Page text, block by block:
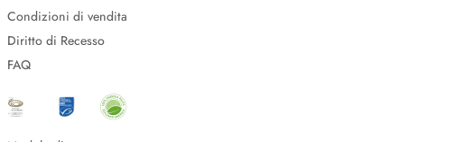
Condizioni di vendita
Diritto di Recesso
FAQ